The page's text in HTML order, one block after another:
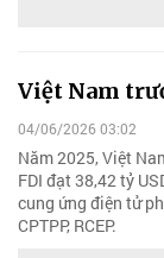
Việt Nam
04/06/2026 03:02
Năm 2025, Việt
FDI đạt 38,42 tỷ
cung ứng điện tử
CPTPP, RCEP.